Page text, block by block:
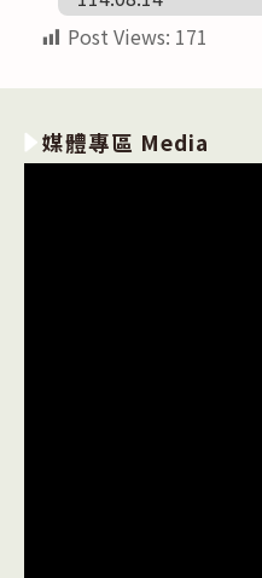
Post Views: 171
媒體專區 Media